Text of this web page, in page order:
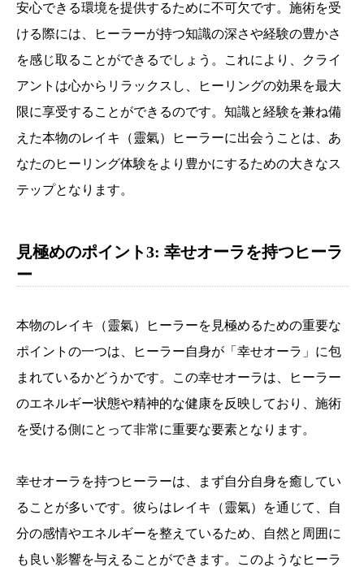
安心できる環境を提供するために不可欠です。施術を受
ける際には、ヒーラーが持つ知識の深さや経験の豊かさ
を感じ取ることができるでしょう。これにより、クライ
アントは心からリラックスし、ヒーリングの効果を最大
限に享受することができるのです。知識と経験を兼ね備
えた本物のレイキ（靈氣）ヒーラーに出会うことは、あ
なたのヒーリング体験をより豊かにするための大きなス
テップとなります。
見極めのポイント3: 幸せオーラを持つヒーラ
ー
本物のレイキ（靈氣）ヒーラーを見極めるための重要な
ポイントの一つは、ヒーラー自身が「幸せオーラ」に包
まれているかどうかです。この幸せオーラは、ヒーラー
のエネルギー状態や精神的な健康を反映しており、施術
を受ける側にとって非常に重要な要素となります。
幸せオーラを持つヒーラーは、まず自分自身を癒してい
ることが多いです。彼らはレイキ（靈氣）を通じて、自
分の感情やエネルギーを整えているため、自然と周囲に
も良い影響を与えることができます。このようなヒーラ